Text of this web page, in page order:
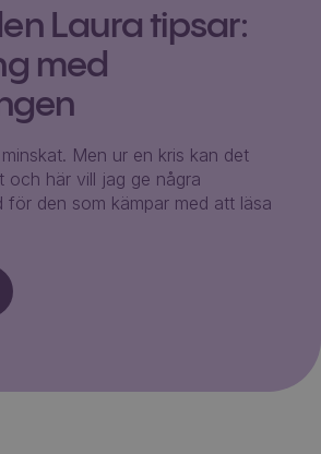
Laura tipsar:
med
Men ur en kris kan det
och här vill jag ge några
för den som kämpar med att läsa